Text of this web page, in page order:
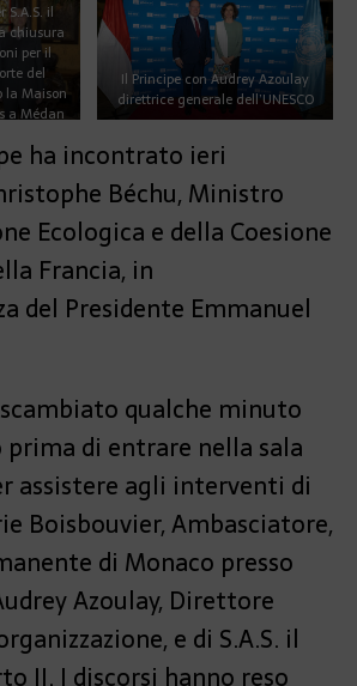
S.A.S. il
chiusura
per il
del
la Maison
a Médan
Il Principe con Audrey Azoulay
direttrice generale dell’UNESCO
ha incontrato ieri
Béchu, Ministro
Ecologica e della Coesione
Francia, in
del Presidente Emmanuel
qualche minuto
prima di entrare nella sala
assistere agli interventi di
Boisbouvier, Ambasciatore,
di Monaco presso
Azoulay, Direttore
e di S.A.S. il
II. I discorsi hanno reso